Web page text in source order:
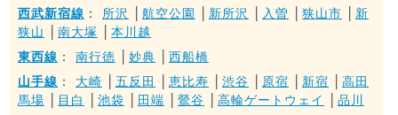
西武新宿線 ： 所沢 航空公園 新所沢 入曽 狭山市
新
狭山
南大塚
本川越
東西線 ： 南行徳 妙典
西船橋
山手線 ： 大崎 五反田 恵比寿 渋谷 原宿 新宿
高田
馬場
目白 池袋 田端 鶯谷 高輪ゲートウェイ
品川